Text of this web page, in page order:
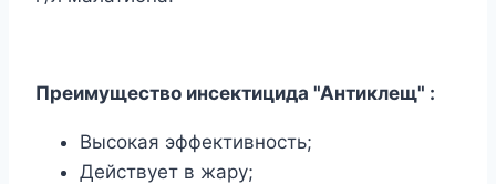
Преимущество инсектицида "Антиклещ" :
Высокая эффективность;
Действует в жару;